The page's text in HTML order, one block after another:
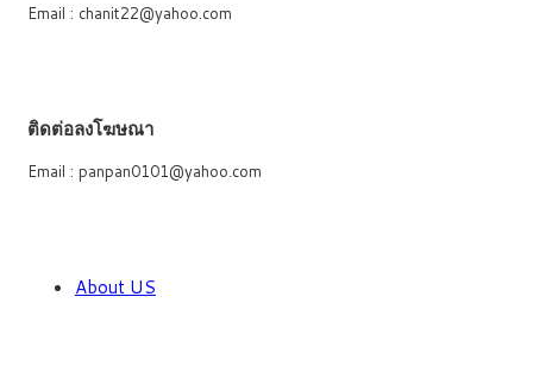
Email : chanit22@yahoo.com
ติดต่อลงโฆษณา
Email : panpan0101@yahoo.com
About US